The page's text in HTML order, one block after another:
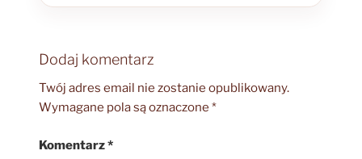
Dodaj komentarz
Twój adres email nie zostanie opublikowany.
Wymagane pola są oznaczone *
Komentarz*